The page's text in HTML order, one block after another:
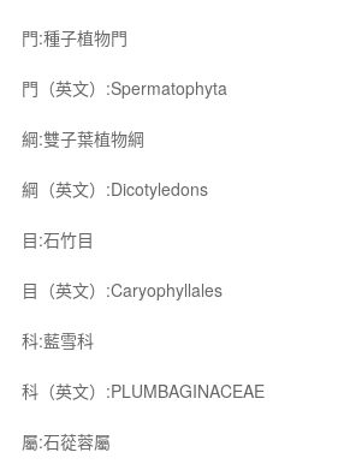
門:種子植物門
門（英文）:Spermatophyta
綱:雙子葉植物綱
綱（英文）:Dicotyledons
目:石竹目
目（英文）:Caryophyllales
科:藍雪科
科（英文）:PLUMBAGINACEAE
屬:石蓯蓉屬